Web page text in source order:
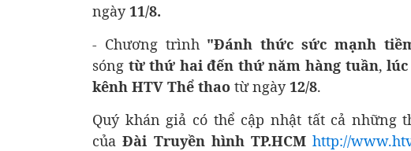
ngày11/8.
- Chương trình "Đánh thức sức mạnh
sóng từ thứ hai đến thứ năm hàng tuần,lúc
kênh HTV Thể thao từ ngày12/8.
Quý khán giả có thể cập nhật tất cả những
củaĐài Truyền hình TP.HCM http://